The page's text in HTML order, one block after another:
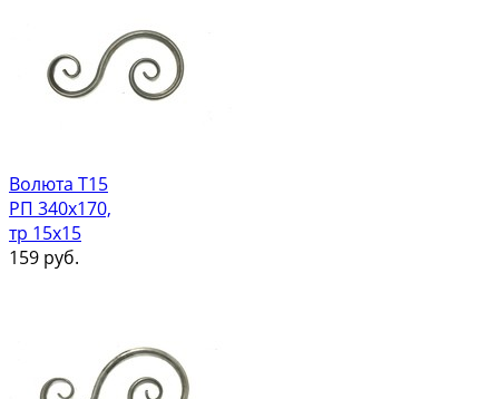
Волюта Т15
РП 340х170,
тр 15х15
159 руб.